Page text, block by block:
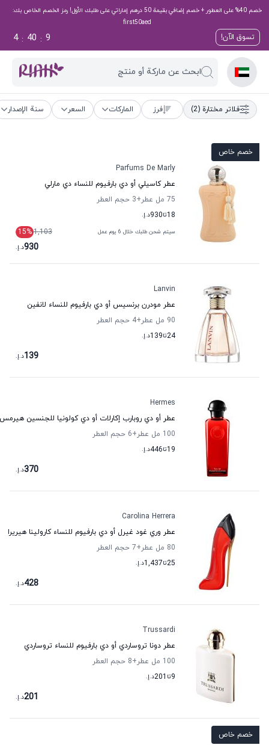
خصم 40% على العطور + خصم إضافي بقيمة 50 درهم إماراتي على طلبك الأول! رمز الخصم الخاص بك:
first50aed
تسوق الآن! 8
:
40
:
4
ابحث عن ماركة أو منتج
فلاتر مختارة (2) فرز الماركات السعر سنة الإصدار
خصم خاص
Parfums De Marly
عطر كاسيلي أو دي بارفيوم للنساء دي مارلي
75 مل عطر
+3
حجم العطر
18تا930د.إ.
سيتم شحن طلبك خلال 6 يوم عمل 1,103
15%
930د.إ.
Lanvin
عطر مودرن برنسيس أو دي بارفيوم للنساء لانفين
90 مل عطر
+4
حجم العطر
24تا139د.إ.
139د.إ.
Hermes
عطر أو دي روبارب إكارلات أو دي كولونيا للجنسين هيرمس
100 مل عطر
+6
حجم العطر
19تا446د.إ.
370د.إ.
Carolina Herrera
عطر وري غود غيرل أو دي بارفيوم للنساء كارولينا هيريرا
80 مل عطر
+7
حجم العطر
25تا1,437د.إ.
428د.إ.
Trussardi
عطر دونا تروساردي أو دي بارفيوم للنساء تروساردي
100 مل عطر
+8
حجم العطر
9تا 201د.إ.
201د.إ.
خصم خاص